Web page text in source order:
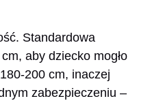
Standardowa
aby dziecko mogło
200 cm, inaczej
zabezpieczeniu –